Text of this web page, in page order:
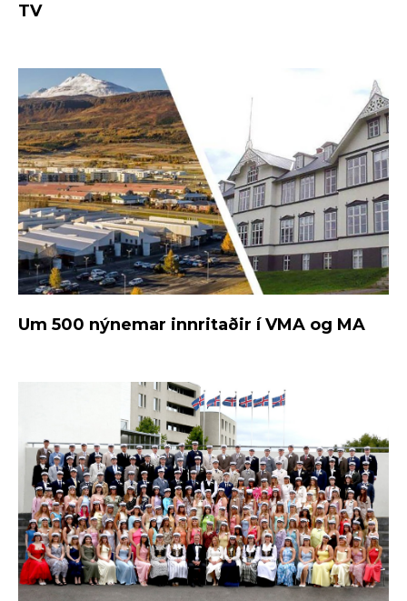
TV
Um 500 nýnemar innritaðir í VMA og MA